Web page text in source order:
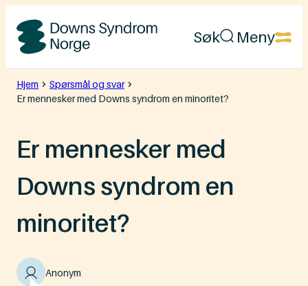
Hopp
Downs
Syndrom
Norge
Søk Meny
Hjem
Spørsmål og svar
Er mennesker med Downs syndrom en minoritet?
Er mennesker med
Downs syndrom en
minoritet?
Anonym